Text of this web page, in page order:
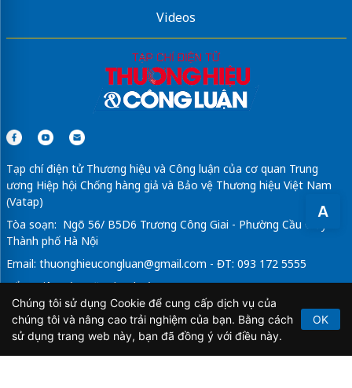
A
Videos
Tạp chí điện tử Thương hiệu và Công luận của cơ quan Trung
ương Hiệp hội Chống hàng giả và Bảo vệ Thương hiệu Việt Nam
(Vatap)
Tòa soạn: Ngõ 56/ B5D6 Trương Công Giai - Phường Cầu Giấy -
Thành phố Hà Nội
Email: thuonghieucongluan@gmail.com - ĐT: 093 172 5555
Tổng Biên Tập: Vũ Đức Thuận
Giấy phép hoạt động báo chí điện tử số 64/GP-BTTTT do Bộ
Thông tin và Truyền thông cấp ngày 21/2/2020.
Chúng tôi sử dụng Cookie để cung cấp dịch vụ của
chúng tôi và nâng cao trải nghiệm của bạn. Bằng cách
sử dụng trang web này, bạn đã đồng ý với điều này.
OK